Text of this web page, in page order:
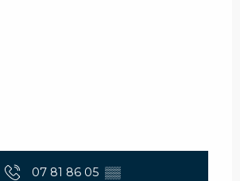
07 81 86 05 ▒▒